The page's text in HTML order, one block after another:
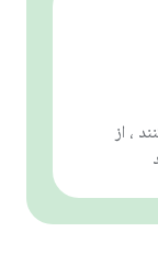
، از